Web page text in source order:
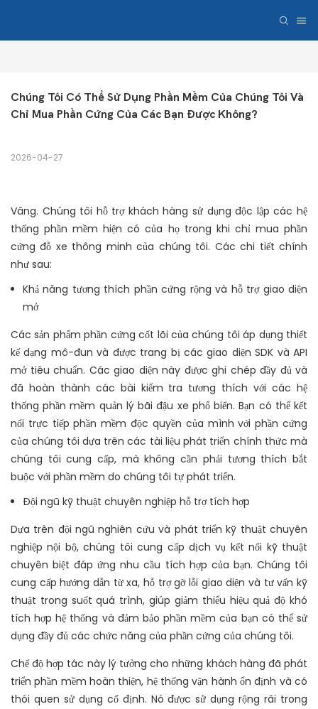
Chúng Tôi Có Thể Sử Dụng Phần Mềm Của Chúng Tôi Và
Chỉ Mua Phần Cứng Của Các Bạn Được Không?
2026-04-27
Vâng. Chúng tôi hỗ trợ khách hàng sử dụng độc lập các hệ
thống phần mềm hiện có của họ trong khi chỉ mua phần
cứng đỗ xe thông minh của chúng tôi. Các chi tiết chính
như sau:
Khả năng tương thích phần cứng rộng và hỗ trợ giao diện
mở
Các sản phẩm phần cứng cốt lõi của chúng tôi áp dụng thiết
kế dạng mô-đun và được trang bị các giao diện SDK và API
mở tiêu chuẩn. Các giao diện này được ghi chép đầy đủ và
đã hoàn thành các bài kiểm tra tương thích với các hệ
thống phần mềm quản lý bãi đậu xe phổ biến. Bạn có thể kết
nối trực tiếp phần mềm độc quyền của mình với phần cứng
của chúng tôi dựa trên các tài liệu phát triển chính thức mà
chúng tôi cung cấp, mà không cần phải tương thích bắt
buộc với phần mềm do chúng tôi tự phát triển.
Đội ngũ kỹ thuật chuyên nghiệp hỗ trợ tích hợp
Dựa trên đội ngũ nghiên cứu và phát triển kỹ thuật chuyên
nghiệp nội bộ, chúng tôi cung cấp dịch vụ kết nối kỹ thuật
chuyên biệt đáp ứng nhu cầu tích hợp của bạn. Chúng tôi
cung cấp hướng dẫn từ xa, hỗ trợ gỡ lỗi giao diện và tư vấn kỹ
thuật trong suốt quá trình, giúp giảm thiểu hiệu quả độ khó
tích hợp hệ thống và đảm bảo phần mềm của bạn có thể sử
dụng đầy đủ các chức năng của phần cứng của chúng tôi.
Chế độ hợp tác này lý tưởng cho những khách hàng đã phát
triển phần mềm hoàn thiện, hệ thống vận hành ổn định và có
thói quen sử dụng cố định. Nó được sử dụng rộng rãi trong